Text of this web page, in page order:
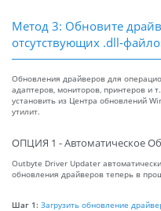
Метод 3: Обновите
отсутствующих .dll-
Обновления драйверов для
адаптеров, мониторов, принтеров и
установить из Центра обновлений
утилит.
ОПЦИЯ 1 - Автоматическое
Outbyte Driver Updater
обновления драйверов теперь в
Шаг 1: Загрузить обновление